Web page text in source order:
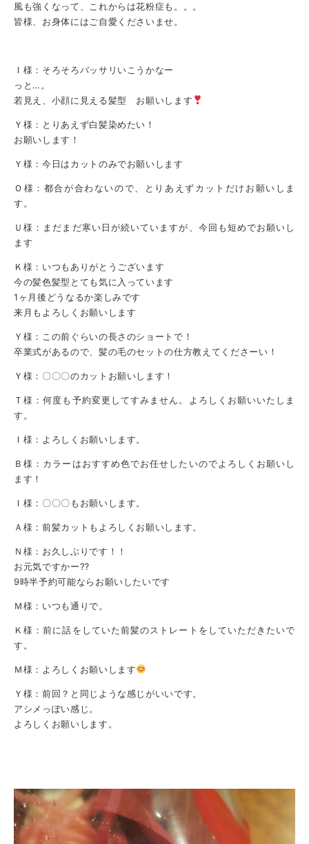
風も強くなって、これからは花粉症も。。。
皆様、お身体にはご自愛くださいませ。
Ｉ様：そろそろバッサリいこうかなー
っと…。
若見え、小顔に見える髪型 お願いします
Ｙ様：とりあえず白髪染めたい！
お願いします！
Ｙ様：今日はカットのみでお願いします
Ｏ様：都合が合わないので、とりあえずカットだけお願いしま
す。
Ｕ様：まだまだ寒い日が続いていますが、今回も短めでお願いし
ます
Ｋ様：いつもありがとうございます
今の髪色髪型とても気に入っています
1ヶ月後どうなるか楽しみです
来月もよろしくお願いします
Ｙ様：この前ぐらいの長さのショートで！
卒業式があるので、髪の毛のセットの仕方教えてくださーい！
Ｙ様：〇〇〇のカットお願いします！
Ｔ様：何度も予約変更してすみません。よろしくお願いいたしま
す。
Ｉ様：よろしくお願いします。
Ｂ様：カラーはおすすめ色でお任せしたいのでよろしくお願いし
ます！
Ｉ様：〇〇〇もお願いします。
Ａ様：前髪カットもよろしくお願いします。
Ｎ様：お久しぶりです！！
お元気ですかー⁇
9時半予約可能ならお願いしたいです
Ｍ様：いつも通りで。
Ｋ様：前に話をしていた前髪のストレートをしていただきたいで
す。
Ｍ様：よろしくお願いします
Ｙ様：前回？と同じような感じがいいです。
アシメっぽい感じ。
よろしくお願いします。